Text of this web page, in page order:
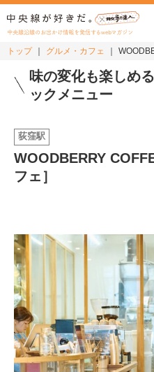
中央線沿線のお出かけ情報を発信するwebマガジン
グルメ・カフェ
おでかけ
ショッピング
特集
連載
中央線フェス
イベント情報
トップ グルメ・カフェ
味の変化も楽しめ
ックメニュー
荻窪駅
WOODBERRY
フェ］